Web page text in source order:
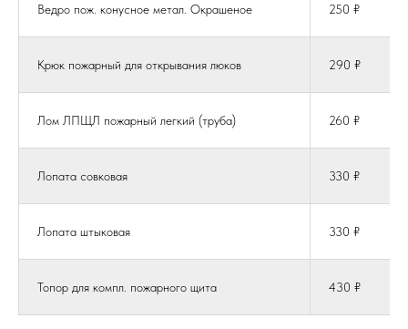
Ведро пож. конусное метал. Окрашеное 250 ₽
Крюк пожарный для открывания люков 290 ₽
Лом ЛПЩЛ пожарный легкий (труба) 260 ₽
Лопата совковая 330 ₽
Лопата штыковая 330 ₽
Топор для компл. пожарного щита 430 ₽